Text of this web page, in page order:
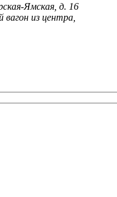
Ямская, д. 16
из центра,